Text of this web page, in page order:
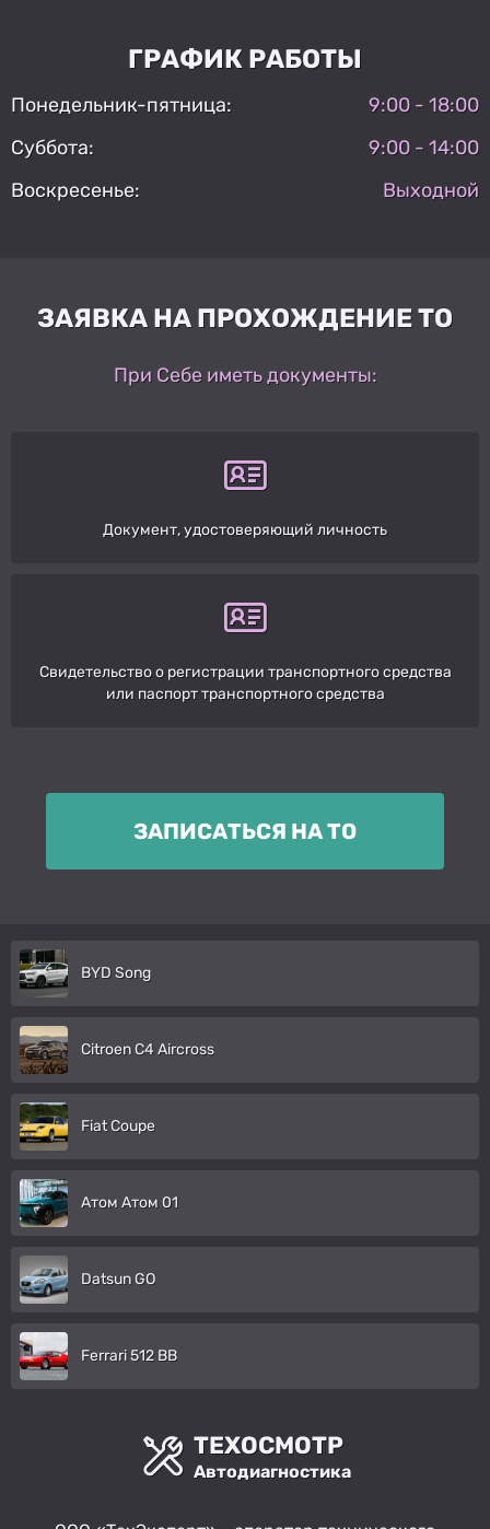
ГРАФИК РАБОТЫ
Понедельник-пятница:
9:00 - 18:00
Суббота:
9:00 - 14:00
Воскресенье:
Выходной
ЗАЯВКА НА ПРОХОЖДЕНИЕ ТО
При Себе иметь документы:
Документ, удостоверяющий личность
Свидетельство о регистрации транспортного средства
или паспорт транспортного средства
ЗАПИСАТЬСЯ НА ТО
BYD Song
Citroen C4 Aircross
Fiat Coupe
Атом Атом 01
Datsun GO
Ferrari 512 BB
ТЕХОСМОТР
Автодиагностика